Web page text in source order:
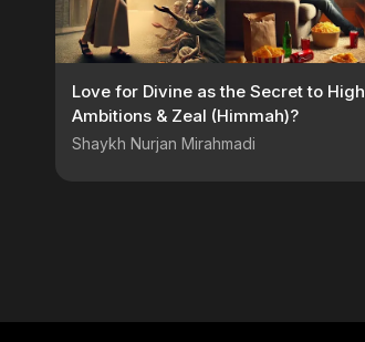
Love for Divine as the Secret to High
Ambitions & Zeal (Himmah)?
Shaykh Nurjan Mirahmadi